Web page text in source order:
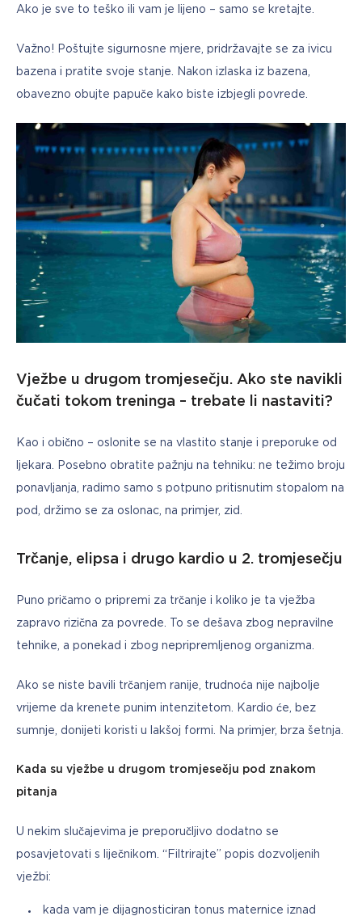
Ako je sve to teško ili vam je lijeno – samo se kretajte.
Važno! Poštujte sigurnosne mjere, pridržavajte se za ivicu
bazena i pratite svoje stanje. Nakon izlaska iz bazena,
obavezno obujte papuče kako biste izbjegli povrede.
Vježbe u drugom tromjesečju. Ako ste navikli
čučati tokom treninga – trebate li nastaviti?
Kao i obično – oslonite se na vlastito stanje i preporuke od
ljekara. Posebno obratite pažnju na tehniku: ne težimo broju
ponavljanja, radimo samo s potpuno pritisnutim stopalom na
pod, držimo se za oslonac, na primjer, zid.
Trčanje, elipsa i drugo kardio u 2. tromjesečju
Puno pričamo o pripremi za trčanje i koliko je ta vježba
zapravo rizična za povrede. To se dešava zbog nepravilne
tehnike, a ponekad i zbog nepripremljenog organizma.
Ako se niste bavili trčanjem ranije, trudnoća nije najbolje
vrijeme da krenete punim intenzitetom. Kardio će, bez
sumnje, donijeti koristi u lakšoj formi. Na primjer, brza šetnja.
Kada su vježbe u drugom tromjesečju pod znakom
pitanja
U nekim slučajevima je preporučljivo dodatno se
posavjetovati s liječnikom. “Filtrirajte” popis dozvoljenih
vježbi:
kada vam je dijagnosticiran tonus maternice iznad